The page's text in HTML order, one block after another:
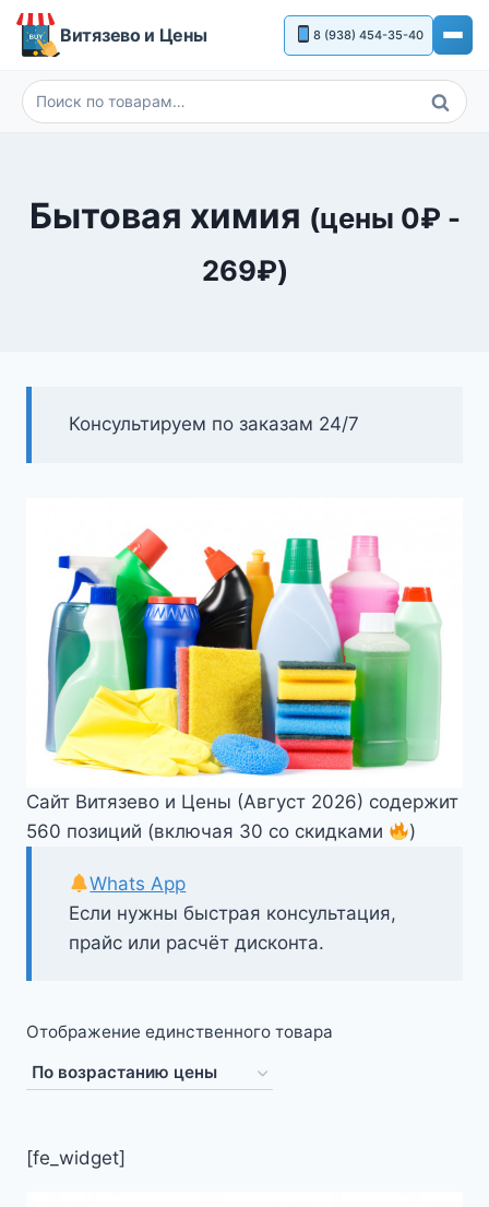
Перейти
Витязево и Цены 8 (938) 454-35-40
Искать:
Поиск
Бытовая химия (цены 0₽ -
269₽)
Консультируем по заказам 24/7
Сайт Витязево и Цены (Август 2026) содержит
560 позиций (включая 30 со скидками
)
Если нужны быстрая консультация,
прайс или расчёт дисконта.
Whats App
Отображение единственного товара
[fe_widget]